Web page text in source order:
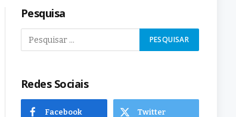
Pesquisa
Redes Sociais
Facebook Twitter